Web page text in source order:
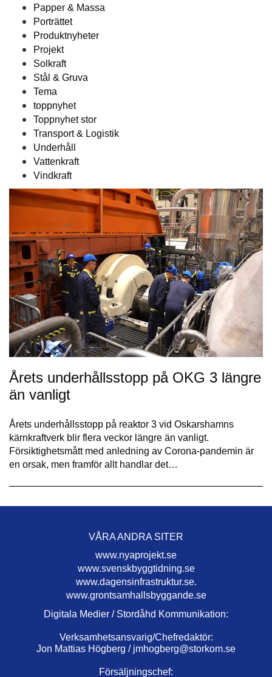
Papper & Massa
Porträttet
Produktnyheter
Projekt
Solkraft
Stål & Gruva
Tema
toppnyhet
Toppnyhet stor
Transport & Logistik
Underhåll
Vattenkraft
Vindkraft
Årets underhållsstopp på OKG 3 längre
än vanligt
Årets underhållsstopp på reaktor 3 vid Oskarshamns
kärnkraftverk blir flera veckor längre än vanligt.
Försiktighetsmått med anledning av Corona-pandemin är
en orsak, men framför allt handlar det…
VÅRA ANDRA SITER
www.nyaprojekt.se
www.svenskbyggtidning.se
www.dagensinfrastruktur.se.
www.grontsamhallsbyggande.se
Digitala Medier / Stordåhd Kommunikation:
Verksamhetsansvarig/Chefredaktör:
Jon Mattias Högberg / jmhogberg@storkom.se
Försäljningschef: